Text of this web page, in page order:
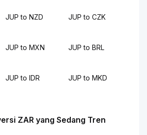
JUP to NZD JUP to CZK
JUP to MXN JUP to BRL
JUP to IDR JUP to MKD
ZAR yang Sedang Tren